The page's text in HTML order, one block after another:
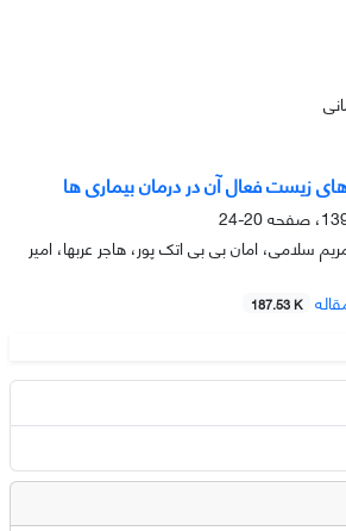
زیست فعال آن در درمان بیماری ها
20-24
سلامی، امان بی بی اتک پور، هاجر عربها، امیر
187.53 K